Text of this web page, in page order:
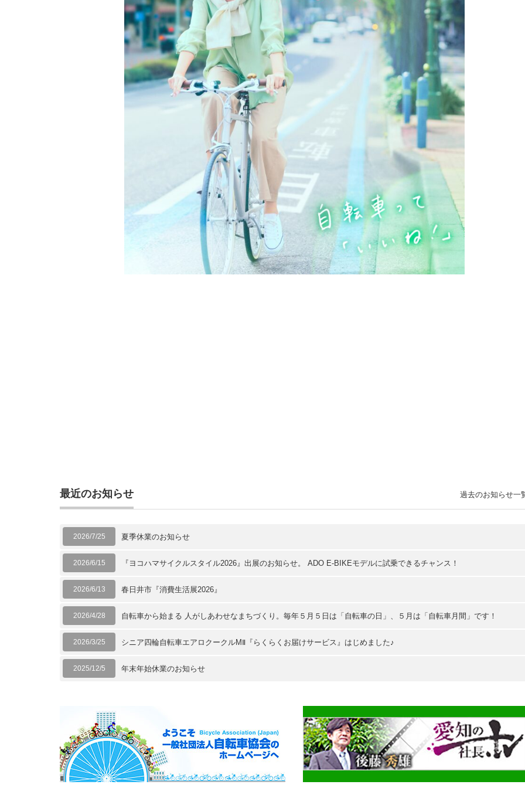
最近のお知らせ
2026/7/25 夏季休業のお知らせ
2026/6/15 『ヨコハマサイクルスタイル2026』出展のお知らせ。 ADO E-BIKEモデルに試乗できるチャンス！
2026/6/13 春日井市『消費生活展2026』
2026/4/28 自転車から始まる 人がしあわせなまちづくり。毎年５月５日は「自転車の日」、５月は「自転車月間」です！
2026/3/25 シニア四輪自転車エアロクークルMⅡ『らくらくお届けサービス』はじめました♪
2025/12/5 年末年始休業のお知らせ
過去のお知らせ一